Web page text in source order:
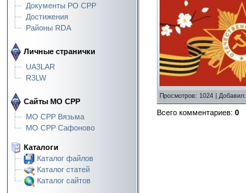
Документы РО СРР
Достижения
Районы RDA
Личные странички
UA3LAR
R3LW
Сайты МО СРР
МО СРР Вязьма
МО СРР Сафоново
Каталоги
Каталог файлов
Каталог статей
Каталог сайтов
Просмотров: 1024 Добавил:
Всего комментариев: 0